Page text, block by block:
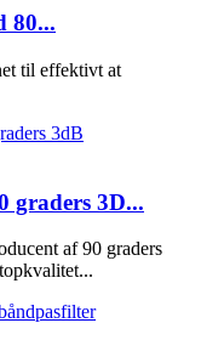
80...
til effektivt at
graders 3D...
af 90 graders